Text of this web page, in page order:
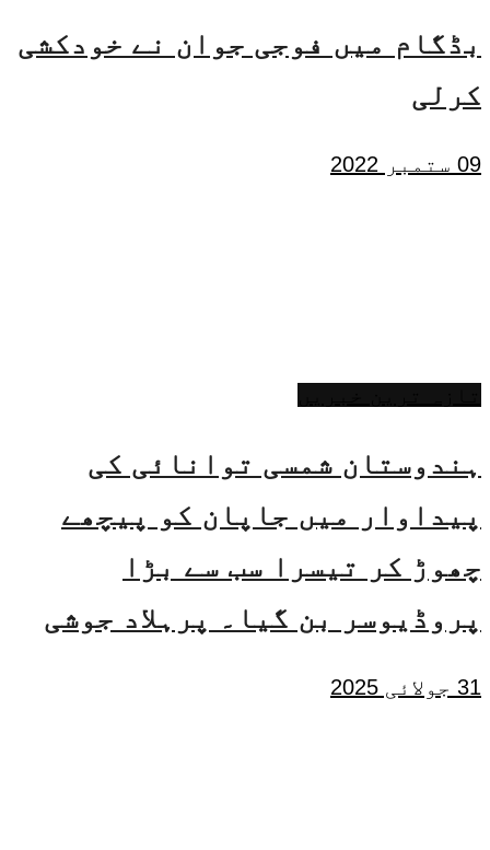
بڈگام میں فوجی جوان نے خودکشی
کرلی
09 ستمبر 2022
ہندوستان شمسی توانائی کی
پیداوار میں جاپان کو پیچھے
چھوڑ کر تیسرا سب سے بڑا
پروڈیوسر بن گیا۔ پرہلاد جوشی
31 جولائی 2025